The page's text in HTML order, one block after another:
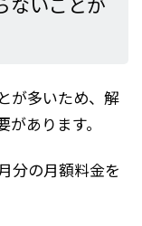
が多いため、解
あります。
分の月額料金を